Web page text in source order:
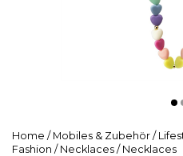
Home / Mobiles & Zubehör /
Fashion / Necklaces / Necklaces